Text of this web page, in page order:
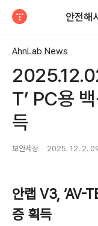
안전해
AhnLab News
T’ PC용
득
보안세상 2025. 12. 2.
안랩 V3, ‘AV-
증 획득